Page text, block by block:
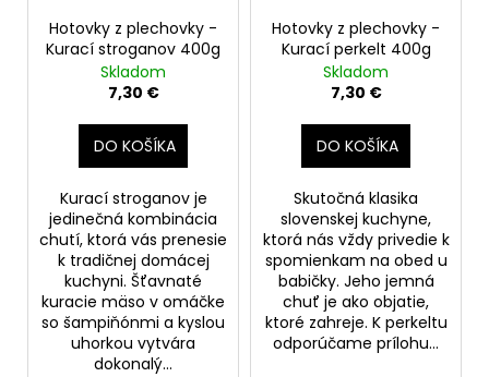
Hotovky z plechovky -
Kurací stroganov 400g
Skladom
7,30 €
DO KOŠÍKA
Kurací stroganov je
jedinečná kombinácia
chutí, ktorá vás prenesie
k tradičnej domácej
kuchyni. Šťavnaté
kuracie mäso v omáčke
so šampiňónmi a kyslou
uhorkou vytvára
dokonalý...
Hotovky z plechovky -
Kurací perkelt 400g
Skladom
7,30 €
DO KOŠÍKA
Skutočná klasika
slovenskej kuchyne,
ktorá nás vždy privedie k
spomienkam na obed u
babičky. Jeho jemná
chuť je ako objatie,
ktoré zahreje. K perkeltu
odporúčame prílohu...